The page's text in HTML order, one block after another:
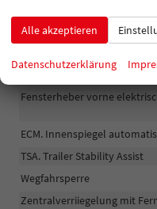
Lenkrad beheizar
LCD-Cluster 12,3 Zoll
Fensterheber hinten
Funktion und
Fensterheber vorne
ECM. Innenspiegel
TSA. Trailer Stability Assist
Wegfahrsperre
Zentralverriiegelung mit
Alle akzeptieren
Datenschutzerklärung